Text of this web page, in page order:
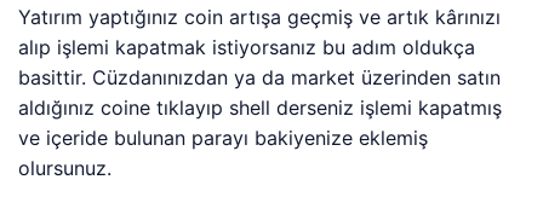
Yatırım yaptığınız coin artışa geçmiş ve artık kârınızı
alıp işlemi kapatmak istiyorsanız bu adım oldukça
basittir. Cüzdanınızdan ya da market üzerinden satın
aldığınız coine tıklayıp shell derseniz işlemi kapatmış
ve içeride bulunan parayı bakiyenize eklemiş
olursunuz.